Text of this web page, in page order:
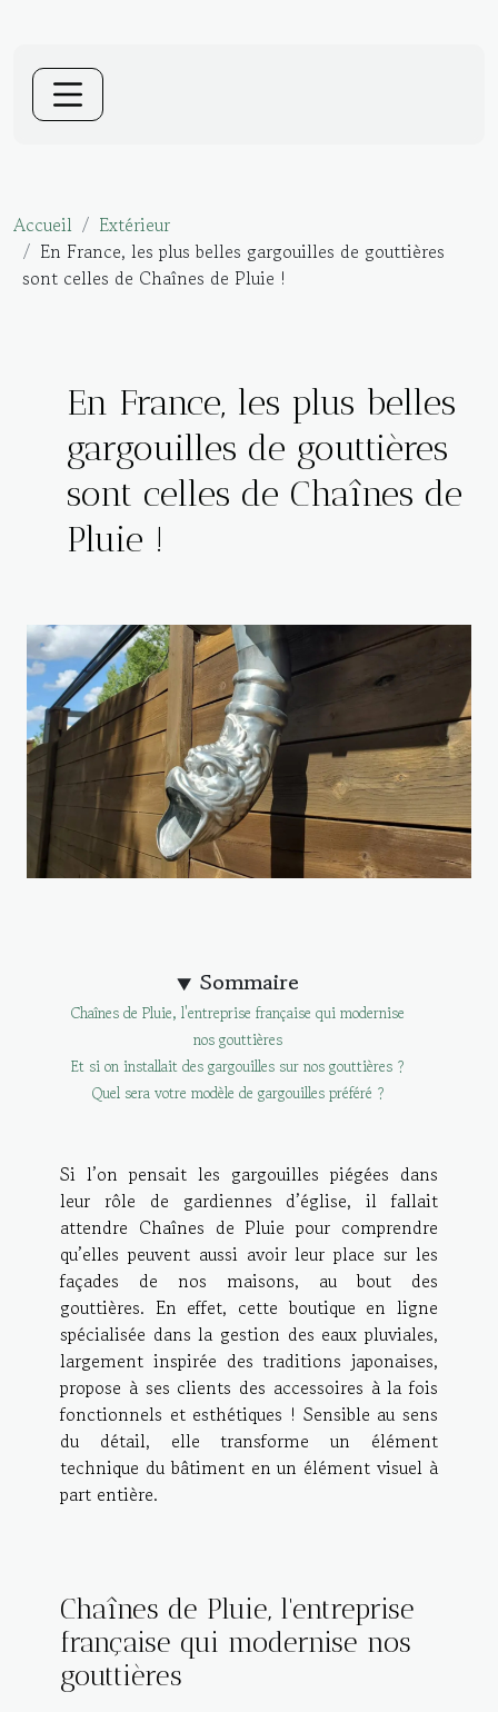
Accueil
Extérieur
En France, les plus belles gargouilles de gouttières
sont celles de Chaînes de Pluie !
En France, les plus belles
gargouilles de gouttières
sont celles de Chaînes de
Pluie !
Sommaire
Chaînes de Pluie, l'entreprise française qui modernise
nos gouttières
Et si on installait des gargouilles sur nos gouttières ?
Quel sera votre modèle de gargouilles préféré ?
Si l’on pensait les gargouilles piégées dans
leur rôle de gardiennes d’église, il fallait
attendre Chaînes de Pluie pour comprendre
qu’elles peuvent aussi avoir leur place sur les
façades de nos maisons, au bout des
gouttières. En effet, cette boutique en ligne
spécialisée dans la gestion des eaux pluviales,
largement inspirée des traditions japonaises,
propose à ses clients des accessoires à la fois
fonctionnels et esthétiques ! Sensible au sens
du détail, elle transforme un élément
technique du bâtiment en un élément visuel à
part entière.
Chaînes de Pluie, l'entreprise
française qui modernise nos
gouttières